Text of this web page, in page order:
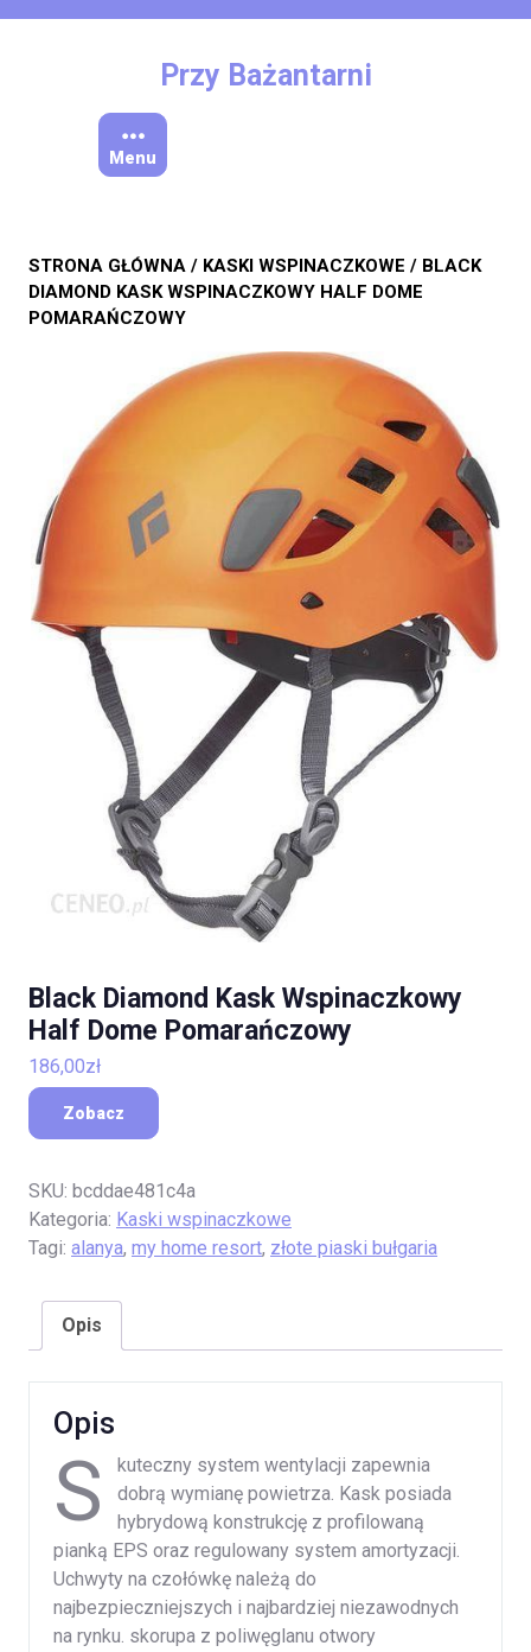
Przy Bażantarni
Menu
STRONA GŁÓWNA / KASKI WSPINACZKOWE / BLACK
DIAMOND KASK WSPINACZKOWY HALF DOME
POMARAŃCZOWY
Black Diamond Kask Wspinaczkowy
Half Dome Pomarańczowy
186,00zł
Zobacz
SKU: bcddae481c4a
Kategoria: Kaski wspinaczkowe
Tagi: alanya, my home resort, złote piaski bułgaria
Opis
Opis
S
kuteczny system wentylacji zapewnia
dobrą wymianę powietrza. Kask posiada
hybrydową konstrukcję z profilowaną
pianką EPS oraz regulowany system amortyzacji.
Uchwyty na czołówkę należą do
najbezpieczniejszych i najbardziej niezawodnych
na rynku. skorupa z poliwęglanu otwory